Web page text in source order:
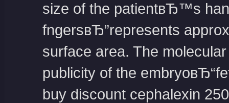
size of the patientвЂ™s
fngersвЂ”represents
surface area. The
publicity of the
buy discount cephalexin